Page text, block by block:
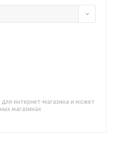
для интернет-магазина и может
магазинах